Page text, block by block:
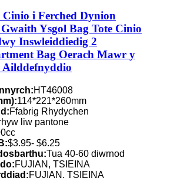
Cinio i Ferched Dynion
Ysgol Bag Tote Cinio
Inswleiddiedig 2
Bag Oerach Mawr y
Ailddefnyddio
HT46008
114*221*260mm
Ffabrig Rhydychen
liw pantone
$3.95- $6.25
Tua 40-60 diwrnod
FUJIAN, TSIEINA
FUJIAN, TSIEINA